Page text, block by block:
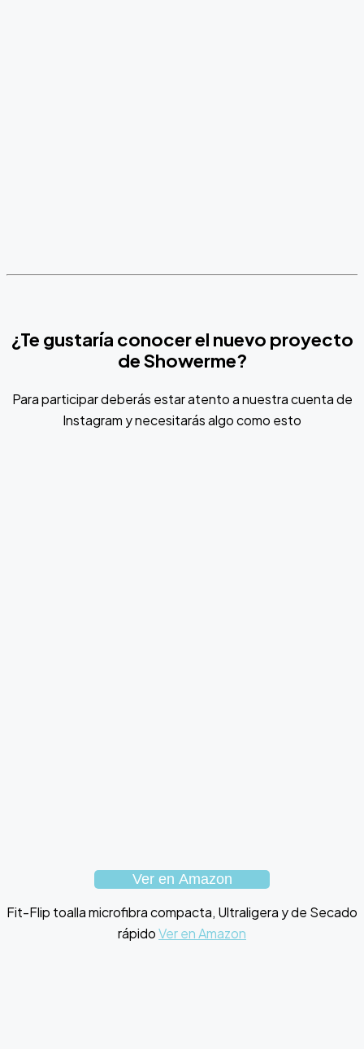
¿Te gustaría conocer el nuevo proyecto
de Showerme?
Para participar deberás estar atento a nuestra cuenta de
Instagram y necesitarás algo como esto
Ver en Amazon
Fit-Flip toalla microfibra compacta, Ultraligera y de Secado
rápidoVer en Amazon